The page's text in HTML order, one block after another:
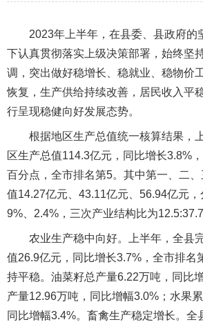
2023年上半年，在县委、县政府的
下认真贯彻落实上级决策部署，始终坚
调，突出做好稳增长、稳就业、稳物价
恢复，生产供给持续改善，居民收入平
行呈现稳健向好发展态势。
根据地区生产总值统一核算结果，
区生产总值114.3亿元，同比增长3.8%
百分点，全市排名第5。其中第一、二
值14.27亿元、43.11亿元、56.94亿元
9%、2.4%，三次产业结构比为
农业生产稳中向好。上半年，全县
值26.9亿元，同比增长3.7%，全市排名
持平稳。油菜籽总产量6.22万吨，同比
产量12.96万吨，同比增幅3.0%；水果
同比增幅3.4%。畜禽生产稳定增长。全